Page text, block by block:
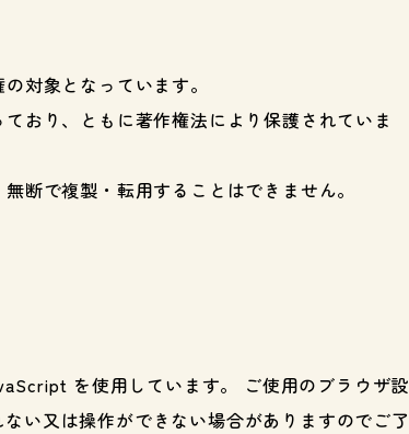
対象となっています。
おり、ともに著作権法により保護されていま
断で複製・転用することはできません。
を使用しています。 ご使用のブラウザ設
い又は操作ができない場合がありますのでご了